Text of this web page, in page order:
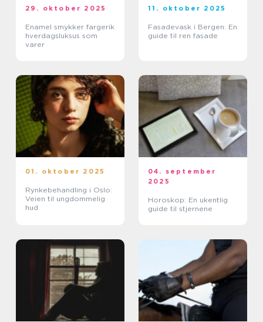
29. oktober 2025
Enamel smykker fargerik
hverdagsluksus som
varer
11. oktober 2025
Fasadevask i Bergen: En
guide til ren fasade
01. oktober 2025
Rynkebehandling i Oslo:
Veien til ungdommelig
hud
04. september
2025
Horoskop: En ukentlig
guide til stjernene